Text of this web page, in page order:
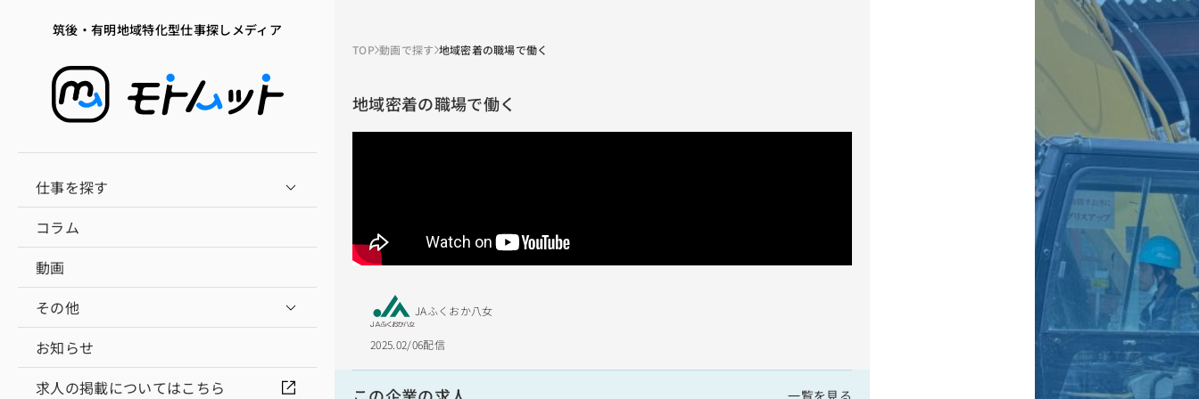
筑後・有明地域特化型仕事探しメディア
仕事を探す
コラム
動画
その他
お知らせ
求人の掲載についてはこちら
TOP 動画で探す 地域密着の職場で働く
地域密着の職場で働く
JAふくおか八女
2025.02/06配信
一覧を見る